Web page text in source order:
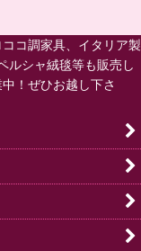
コ調家具、イタリア製
ルシャ絨毯等も販売し
！ぜひお越し下さ